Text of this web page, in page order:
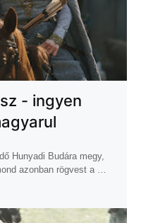
- ingyen
Hunyadi Budára megy,
azonban rögvest a …